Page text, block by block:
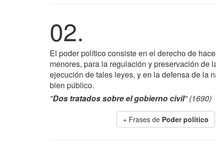
02.
El poder político consiste en el derecho de
menores, para la regulación y preservación de
ejecución de tales leyes, y en la defensa de la
bien público.
"Dos tratados sobre el gobierno civil" (1690)
+ Frases de Poder político